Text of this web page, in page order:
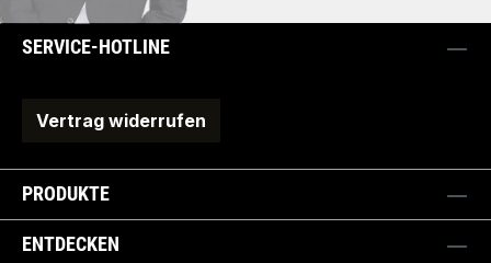
SERVICE-HOTLINE
Vertrag widerrufen
PRODUKTE
ENTDECKEN